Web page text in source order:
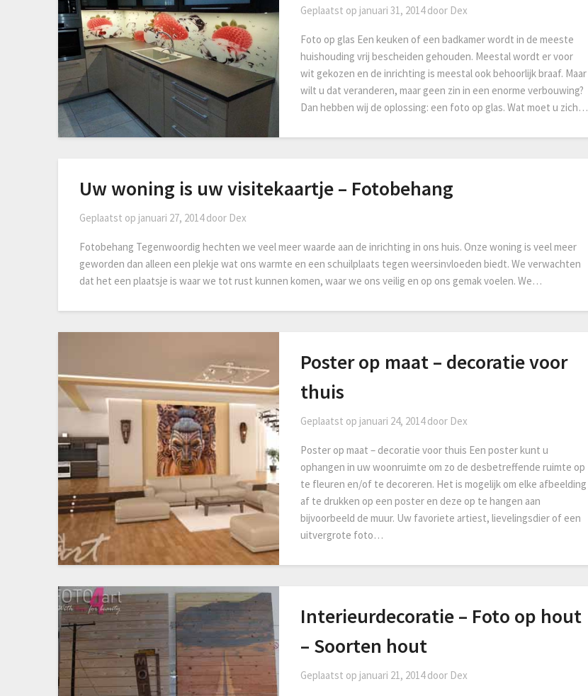
Geplaatst op januari 31, 2014door Dex
Foto op glas Een keuken of een badkamer wordt in de meeste
huishouding vrij bescheiden gehouden. Meestal wordt er voor
wit gekozen en de inrichting is meestal ook behoorlijk braaf. Maar
wilt u dat veranderen, maar geen zin in een enorme verbouwing?
Dan hebben wij de oplossing: een foto op glas. Wat moet u zich…
Uw woning is uw visitekaartje – Fotobehang
Geplaatst op januari 27, 2014door Dex
Fotobehang Tegenwoordig hechten we veel meer waarde aan de inrichting in ons huis. Onze woning is veel meer
geworden dan alleen een plekje wat ons warmte en een schuilplaats tegen weersinvloeden biedt. We verwachten
dat het een plaatsje is waar we tot rust kunnen komen, waar we ons veilig en op ons gemak voelen. We…
Poster op maat – decoratie voor
thuis
Geplaatst op januari 24, 2014door Dex
Poster op maat – decoratie voor thuis Een poster kunt u
ophangen in uw woonruimte om zo de desbetreffende ruimte op
te fleuren en/of te decoreren. Het is mogelijk om elke afbeelding
af te drukken op een poster en deze op te hangen aan
bijvoorbeeld de muur. Uw favoriete artiest, lievelingsdier of een
uitvergrote foto…
Interieurdecoratie – Foto op hout
– Soorten hout
Geplaatst op januari 21, 2014door Dex